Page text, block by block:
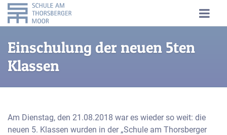
Einschulung der neuen 5ten
Klassen
Am Dienstag, den 21.08.2018 war es wieder so weit: die
neuen 5. Klassen wurden in der „Schule am Thorsberger